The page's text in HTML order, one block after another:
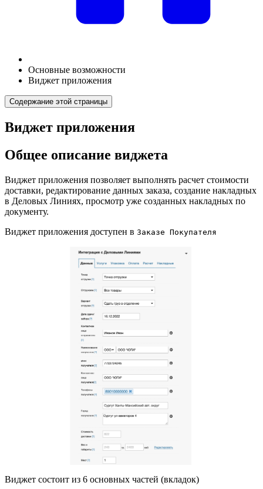
Основные возможности
Виджет приложения
Содержание этой страницы
Виджет приложения
Общее описание виджета
Виджет приложения позволяет выполнять расчет стоимости
доставки, редактирование данных заказа, создание накладных
в Деловых Линиях, просмотр уже созданных накладных по
документу.
Виджет приложения доступен в Заказе Покупателя
Виджет состоит из 6 основных частей (вкладок)